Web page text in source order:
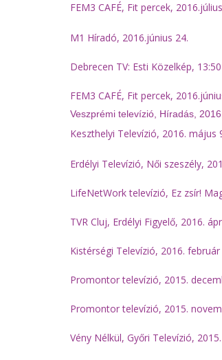
FEM3 CAFÉ, Fit percek,
M1 Híradó, 2016.június 24.
Debrecen TV: Esti Közelkép,
FEM3 CAFÉ, Fit percek,
Veszprémi televízió, Híradás,
Keszthelyi Televízió, 2016. május
Erdélyi Televízió, Női szeszély,
LifeNetWork televízió, Ez zsír!
TVR Cluj, Erdélyi Figyelő, 2016.
Kistérségi Televízió, 2016. február
Promontor televízió, 2015.
Promontor televízió, 2015.
Vény Nélkül, Győri Televízió,